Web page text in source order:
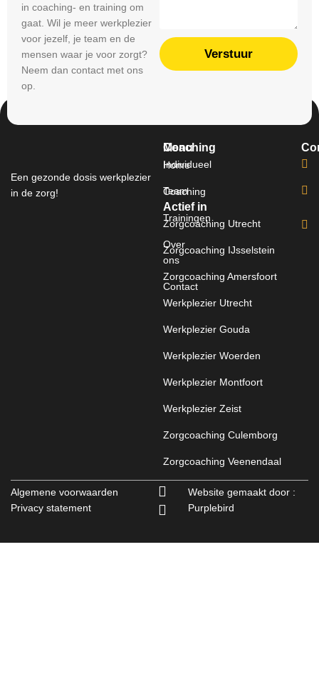
in coaching- en training om
gaat. Wil je meer werkplezier
voor jezelf, je team en de
mensen waar je voor zorgt?
Neem dan contact met ons
op.
Verstuur
Een gezonde dosis werkplezier
in de zorg!
Menu
Home
Coaching
Trainingen
Over
ons
Contact
Coaching
Individueel
Team
Actief in
Zorgcoaching Utrecht
Zorgcoaching IJsselstein
Zorgcoaching Amersfoort
Werkplezier Utrecht
Werkplezier Gouda
Werkplezier Woerden
Werkplezier Montfoort
Werkplezier Zeist
Zorgcoaching Culemborg
Zorgcoaching Veenendaal
Algemene voorwaarden
Privacy statement
Website gemaakt door :
Purplebird